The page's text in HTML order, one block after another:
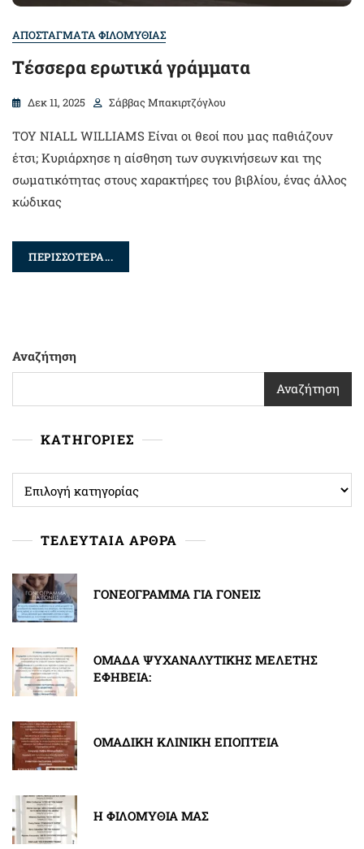
ΑΠΟΣΤΑΓΜΑΤΑ ΦΙΛΟΜΥΘΙΑΣ
Τέσσερα ερωτικά γράμματα
Δεκ 11, 2025 Σάββας Μπακιρτζόγλου
ΤΟΥ NIALL WILLIAMS Είναι οι θεοί που μας παθιάζουν
έτσι; Κυριάρχησε η αίσθηση των συγκινήσεων και της
σωματικότητας στους χαρακτήρες του βιβλίου, ένας άλλος
κώδικας
ΠΕΡΙΣΣΟΤΕΡΑ...
Αναζήτηση
Αναζήτηση
ΚΑΤΗΓΟΡΙΕΣ
ΤΕΛΕΥΤΑΙΑ ΑΡΘΡΑ
ΓΟΝΕΟΓΡΑΜΜΑ ΓΙΑ ΓΟΝΕΙΣ
ΟΜΑΔΑ ΨΥΧΑΝΑΛΥΤΙΚΗΣ ΜΕΛΕΤΗΣ
ΕΦΗΒΕΙΑ:
ΟΜΑΔΙΚΗ ΚΛΙΝΙΚΗ ΕΠΟΠΤΕΙΑ
Η ΦΙΛΟΜΥΘΙΑ ΜΑΣ